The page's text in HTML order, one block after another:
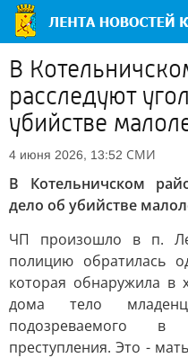
В
расследуют
убийстве
4 июня 2026, 13:52 СМИ
В Котельничском
дело об убийстве
ЧП произошло в п.
полицию обратилась
которая обнаружила в
дома тело
подозреваемого в
преступления. Это -